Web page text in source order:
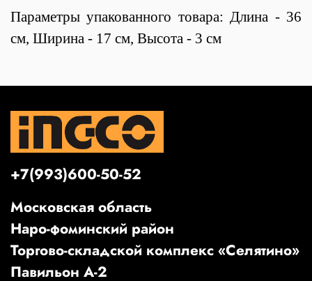
Параметры упакованного товара: Длина - 36
см, Ширина - 17 см, Высота - 3 см
+7(993)600-50-52
Московская область
Наро-фоминский район
Торгово-складской комплекс «Селятино»
Павильон А-2